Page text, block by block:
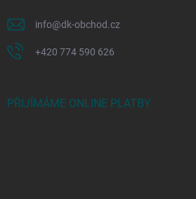
info@dk-obchod.cz
+420 774 590 626
PŘIJÍMÁME ONLINE PLATBY